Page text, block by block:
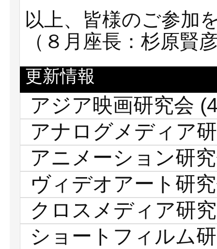
以上、皆様のご参加
（８月座長：杉原賢
更新情報
アジア映画研究会
アナログメディア
アニメーション研
ヴィデオアート研
クロスメディア研
ショートフィルム